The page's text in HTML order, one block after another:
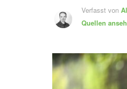
Verfasst von
Quellen